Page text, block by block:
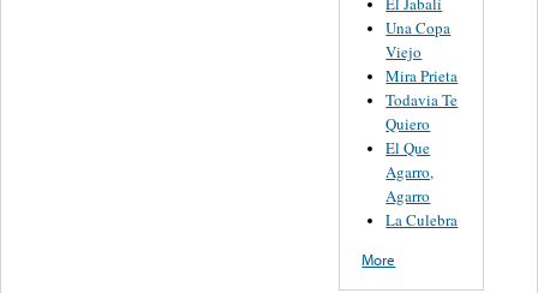
Una Copa
Viejo
Mira Prieta
Todavia Te
Quiero
El Que
Agarro,
Agarro
La Culebra
More